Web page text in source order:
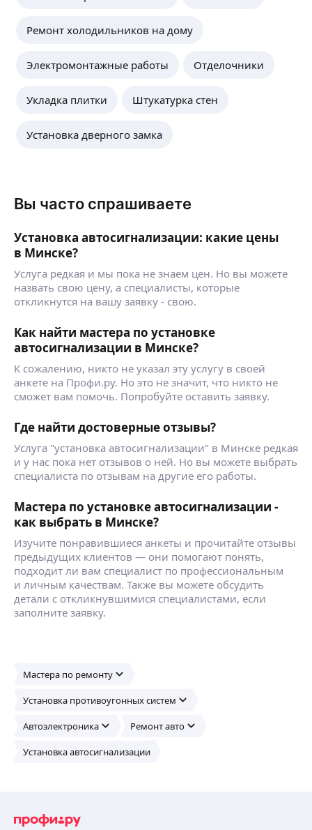
Ремонт холодильников на дому
Электромонтажные работы Отделочники
Укладка плитки Штукатурка стен
Установка дверного замка
Вы часто спрашиваете
Установка автосигнализации: какие цены
в Минске?
Услуга редкая и мы пока не знаем цен. Но вы можете
назвать свою цену, а специалисты, которые
откликнутся на вашу заявку - свою.
Как найти мастера по установке
автосигнализации в Минске?
К сожалению, никто не указал эту услугу в своей
анкете на Профи.ру. Но это не значит, что никто не
сможет вам помочь. Попробуйте оставить заявку.
Где найти достоверные отзывы?
Услуга "установка автосигнализации" в Минске редкая
и у нас пока нет отзывов о ней. Но вы можете выбрать
специалиста по отзывам на другие его работы.
Мастера по установке автосигнализации -
как выбрать в Минске?
Изучите понравившиеся анкеты и прочитайте отзывы
предыдущих клиентов — они помогают понять,
подходит ли вам специалист по профессиональным
и личным качествам. Также вы можете обсудить
детали с откликнувшимися специалистами, если
заполните заявку.
Мастера по ремонту
Установка противоугонных систем
Автоэлектроника Ремонт авто
Установка автосигнализации